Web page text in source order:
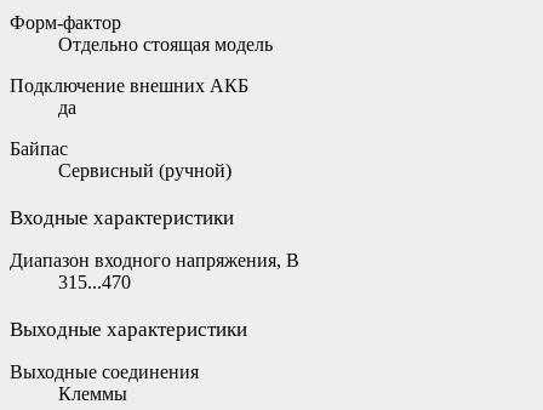
Форм-фактор
Отдельно стоящая модель
Подключение внешних АКБ
да
Байпас
Сервисный (ручной)
Входные характеристики
Диапазон входного напряжения, В
315...470
Выходные характеристики
Выходные соединения
Клеммы